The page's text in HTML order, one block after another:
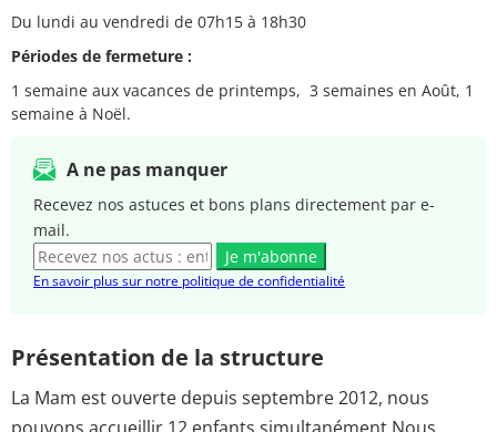
Du lundi au vendredi de 07h15 à 18h30
Périodes de fermeture :
1 semaine aux vacances de printemps, 3 semaines en Août, 1
semaine à Noël.
A ne pas manquer
Recevez nos astuces et bons plans directement par e-
mail.
Je m'abonne
En savoir plus sur notre politique de confidentialité
Présentation de la structure
La Mam est ouverte depuis septembre 2012, nous